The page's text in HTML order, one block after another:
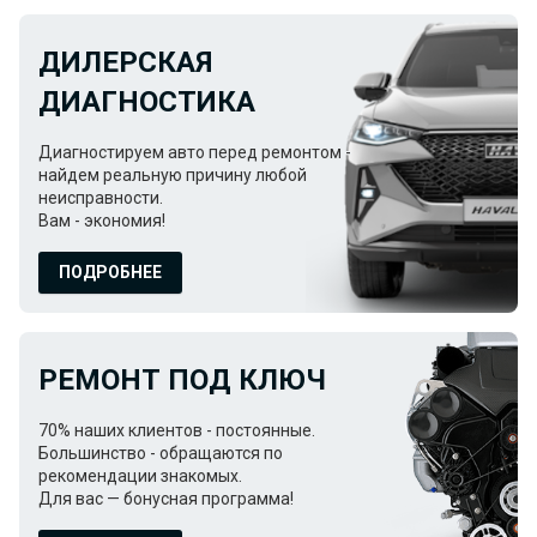
ДИЛЕРСКАЯ
ДИАГНОСТИКА
Диагностируем авто перед ремонтом -
найдем реальную причину любой
неисправности.
Вам - экономия!
ПОДРОБНЕЕ
РЕМОНТ ПОД КЛЮЧ
70% наших клиентов - постоянные.
Большинство - обращаются по
рекомендации знакомых.
Для вас — бонусная программа!